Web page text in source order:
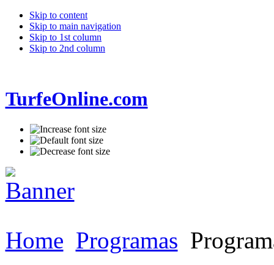
Skip to content
Skip to main navigation
Skip to 1st column
Skip to 2nd column
TurfeOnline.com
Home Programas